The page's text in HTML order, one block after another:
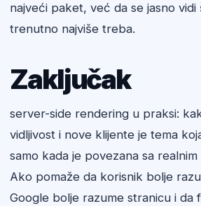
najveći paket, već da se jasno vidi
trenutno najviše treba.
Zaključak
server-side rendering u praksi:
vidljivost i nove klijente je tema
samo kada je povezana sa
Ako pomaže da korisnik bolje
Google bolje razume stranicu i da